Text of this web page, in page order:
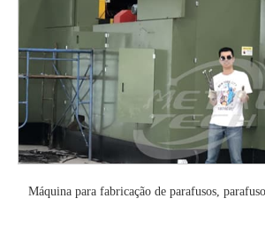
Máquina para fabricação de parafusos,